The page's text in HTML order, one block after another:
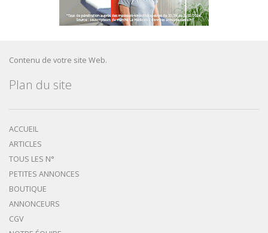
Contenu de votre site Web.
Plan du site
ACCUEIL
ARTICLES
TOUS LES N°
PETITES ANNONCES
BOUTIQUE
ANNONCEURS
CGV